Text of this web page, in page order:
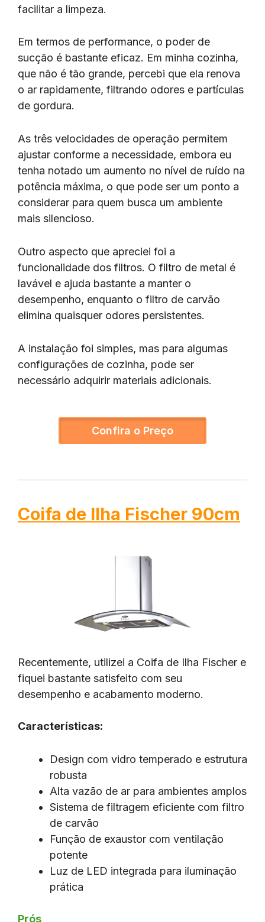
facilitar a limpeza.
Em termos de performance, o poder de
sucção é bastante eficaz. Em minha cozinha,
que não é tão grande, percebi que ela renova
o ar rapidamente, filtrando odores e partículas
de gordura.
As três velocidades de operação permitem
ajustar conforme a necessidade, embora eu
tenha notado um aumento no nível de ruído na
potência máxima, o que pode ser um ponto a
considerar para quem busca um ambiente
mais silencioso.
Outro aspecto que apreciei foi a
funcionalidade dos filtros. O filtro de metal é
lavável e ajuda bastante a manter o
desempenho, enquanto o filtro de carvão
elimina quaisquer odores persistentes.
A instalação foi simples, mas para algumas
configurações de cozinha, pode ser
necessário adquirir materiais adicionais.
Confira o Preço
Coifa de Ilha Fischer 90cm
Recentemente, utilizei a Coifa de Ilha Fischer e
fiquei bastante satisfeito com seu
desempenho e acabamento moderno.
Características:
Design com vidro temperado e estrutura
robusta
Alta vazão de ar para ambientes amplos
Sistema de filtragem eficiente com filtro
de carvão
Função de exaustor com ventilação
potente
Luz de LED integrada para iluminação
prática
Prós